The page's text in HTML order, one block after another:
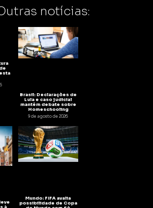
notícias:
Brasil: Declarações de
Lula e caso judicial
mantêm debate sobre
Homeschooling
9 de agosto de 2026
Mundo: FIFA avalia
possibilidade de Copa